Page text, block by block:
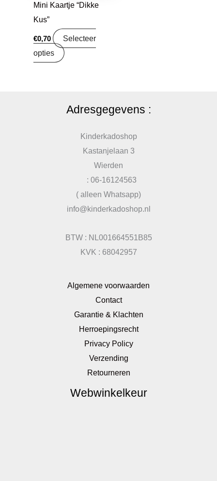
Mini Kaartje “Dikke
Kus”
€0,70
Selecteer
opties
Adresgegevens :
Kinderkadoshop
Kastanjelaan 3
Wierden
: 06-16124563
( alleen Whatsapp)
info@kinderkadoshop.nl
BTW : NL001664551B85
KVK : 68042957
Algemene voorwaarden
Contact
Garantie & Klachten
Herroepingsrecht
Privacy Policy
Verzending
Retourneren
Webwinkelkeur